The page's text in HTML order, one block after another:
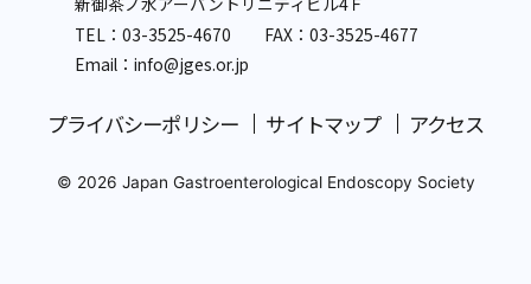
TEL：03-3525-4670 FAX：03-3525-4677
Email：info@jges.or.jp
プライバシーポリシー サイトマップ アクセス
© 2026 Japan Gastroenterological Endoscopy Society